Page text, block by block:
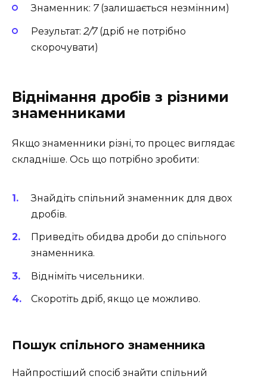
Знаменник: 7(залишається незмінним)
Результат: 2/7(дріб не потрібно
скорочувати)
Віднімання дробів з різними
знаменниками
Якщо знаменники різні, то процес виглядає
складніше. Ось що потрібно зробити:
Знайдіть спільний знаменник для двох
дробів.
Приведіть обидва дроби до спільного
знаменника.
Відніміть чисельники.
Скоротіть дріб, якщо це можливо.
Пошук спільного знаменника
Найпростіший спосіб знайти спільний